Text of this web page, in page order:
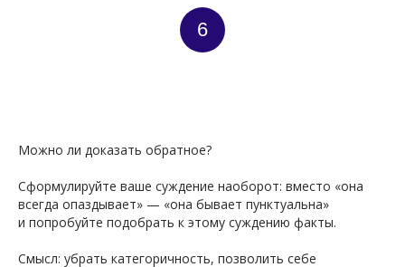
6
Можно ли доказать обратное?
Сформулируйте ваше суждение наоборот: вместо «она
всегда опаздывает» — «она бывает пунктуальна»
и попробуйте подобрать к этому суждению факты.
Смысл: убрать категоричность, позволить себе